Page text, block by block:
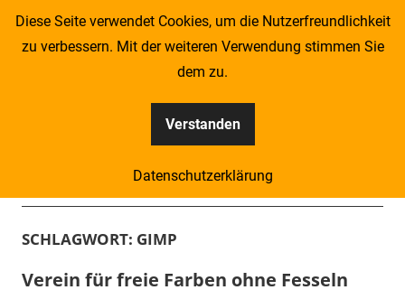
Zum
Kompass
–
Zeitung
für
SCHLAGWORT: GIMP
Verein für freie Farben ohne Fesseln
Diese Seite verwendet Cookies, um die Nutzerfreundlichkeit
zu verbessern. Mit der weiteren Verwendung stimmen Sie
dem zu.
Verstanden
Datenschutzerklärung